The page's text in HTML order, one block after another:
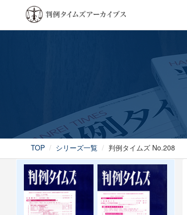
TOP シリーズ一覧 判例タイムズ No.208